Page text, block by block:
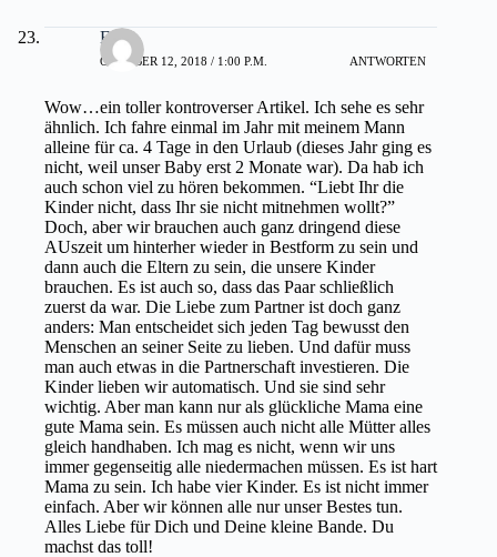
Elli
OKTOBER 12, 2018 / 1:00 P.M. ANTWORTEN
Wow…ein toller kontroverser Artikel. Ich sehe es sehr
ähnlich. Ich fahre einmal im Jahr mit meinem Mann
alleine für ca. 4 Tage in den Urlaub (dieses Jahr ging es
nicht, weil unser Baby erst 2 Monate war). Da hab ich
auch schon viel zu hören bekommen. “Liebt Ihr die
Kinder nicht, dass Ihr sie nicht mitnehmen wollt?”
Doch, aber wir brauchen auch ganz dringend diese
AUszeit um hinterher wieder in Bestform zu sein und
dann auch die Eltern zu sein, die unsere Kinder
brauchen. Es ist auch so, dass das Paar schließlich
zuerst da war. Die Liebe zum Partner ist doch ganz
anders: Man entscheidet sich jeden Tag bewusst den
Menschen an seiner Seite zu lieben. Und dafür muss
man auch etwas in die Partnerschaft investieren. Die
Kinder lieben wir automatisch. Und sie sind sehr
wichtig. Aber man kann nur als glückliche Mama eine
gute Mama sein. Es müssen auch nicht alle Mütter alles
gleich handhaben. Ich mag es nicht, wenn wir uns
immer gegenseitig alle niedermachen müssen. Es ist hart
Mama zu sein. Ich habe vier Kinder. Es ist nicht immer
einfach. Aber wir können alle nur unser Bestes tun.
Alles Liebe für Dich und Deine kleine Bande. Du
machst das toll!